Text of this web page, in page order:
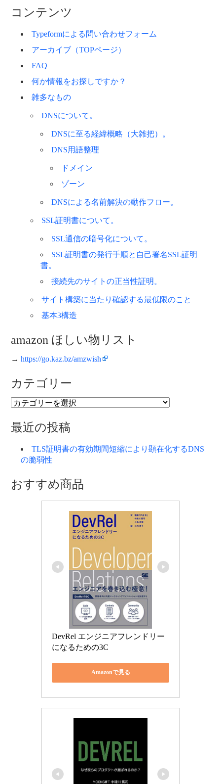
コンテンツ
Typeformによる問い合わせフォーム
アーカイブ（TOPページ）
FAQ
何か情報をお探しですか？
雑多なもの
DNSについて。
DNSに至る経緯概略（大雑把）。
DNS用語整理
ドメイン
ゾーン
DNSによる名前解決の動作フロー。
SSL証明書について。
SSL通信の暗号化について。
SSL証明書の発行手順と自己署名SSL証明
書。
接続先のサイトの正当性証明。
サイト構築に当たり確認する最低限のこと
基本3構造
amazon ほしい物リスト
→ https://go.kaz.bz/amzwish
カテゴリー
カ
ゴ
リ
最近の投稿
TLS証明書の有効期間短縮により顕在化するDNS
の脆弱性
おすすめ商品
DevRel エンジニアフレンドリー
になるための3C
Amazonで見る